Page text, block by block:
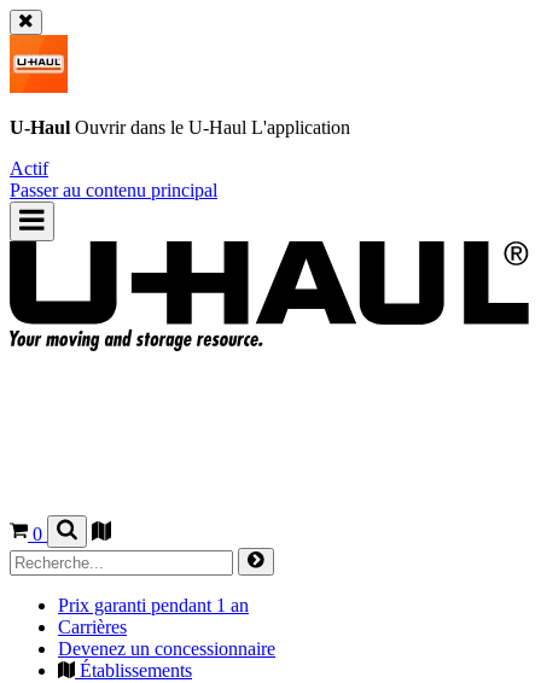
U-Haul Ouvrir dans le U-Haul L'application
Actif
Passer au contenu principal
0
Prix garanti pendant 1 an
Carrières
Devenez un concessionnaire
Établissements